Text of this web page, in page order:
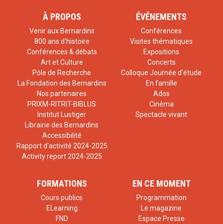
À PROPOS
Venir aux Bernardins
800 ans d'histoire
Conférences & débats
Art et Culture
Pôle de Recherche
La Fondation des Bernardins
Nos partenaires
PRIXM-RITRIT-BIBLUS
Institut Lustiger
Librairie des Bernardins
Accessibilité
Rapport d'activité 2024-2025
Activity report 2024-2025
ÉVÉNEMENTS
Conférences
Visites thématiques
Expositions
Concerts
Colloque Journée d'étude
En famille
Ados
Cinéma
Spectacle vivant
FORMATIONS
Cours publics
ELearning
FND
EN CE MOMENT
Programmation
Le magazine
Espace Presse